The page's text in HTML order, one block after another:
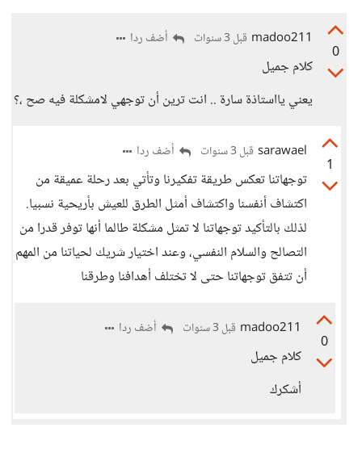
0
madoo211 قبل 3 سنوات أضف ردا
كلام جميل
يعني يااستاذة سارة .. انت ترين أن توجهي لامشكلة فيه صح ،؟
1
sarawael قبل 3 سنوات أضف ردا
توجهاتنا تعكس طريقة تفكيرنا وتأتي بعد رحلة عميقة من
اكتشاف أنفسنا واكتشاف أمثل الطرق للعيش بأريحية نسبيا.
لذلك بالتأكيد توجهاتنا لا تمثل مشكلة طالما أنها توفر قدرا من
التصالح والسلام النفسي، وعند اختيار شريك لحياتنا من المهم
أن تتفق توجهاتنا حتى لا تختلف أهدافنا وطرقنا
0
madoo211 قبل 3 سنوات أضف ردا
كلام جميل
أشكرك